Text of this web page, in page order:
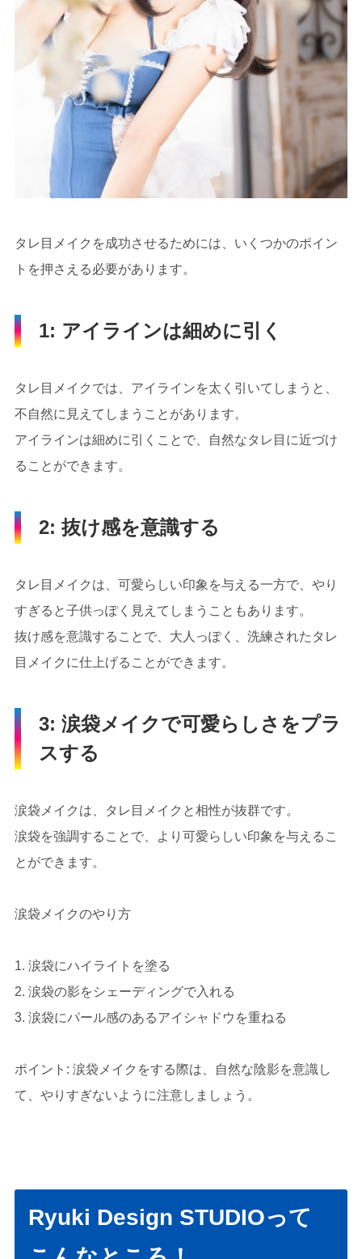
タレ目メイクを成功させるためには、いくつかのポイン
トを押さえる必要があります。
1: アイラインは細めに引く
タレ目メイクでは、アイラインを太く引いてしまうと、
不自然に見えてしまうことがあります。
アイラインは細めに引くことで、自然なタレ目に近づけ
ることができます。
2: 抜け感を意識する
タレ目メイクは、可愛らしい印象を与える一方で、やり
すぎると子供っぽく見えてしまうこともあります。
抜け感を意識することで、大人っぽく、洗練されたタレ
目メイクに仕上げることができます。
3: 涙袋メイクで可愛らしさをプラ
スする
涙袋メイクは、タレ目メイクと相性が抜群です。
涙袋を強調することで、より可愛らしい印象を与えるこ
とができます。
涙袋メイクのやり方
1. 涙袋にハイライトを塗る
2. 涙袋の影をシェーディングで入れる
3. 涙袋にパール感のあるアイシャドウを重ねる
ポイント: 涙袋メイクをする際は、自然な陰影を意識し
て、やりすぎないように注意しましょう。
Ryuki Design STUDIOって